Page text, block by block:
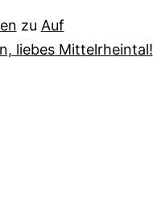
zu Auf
liebes Mittelrheintal!